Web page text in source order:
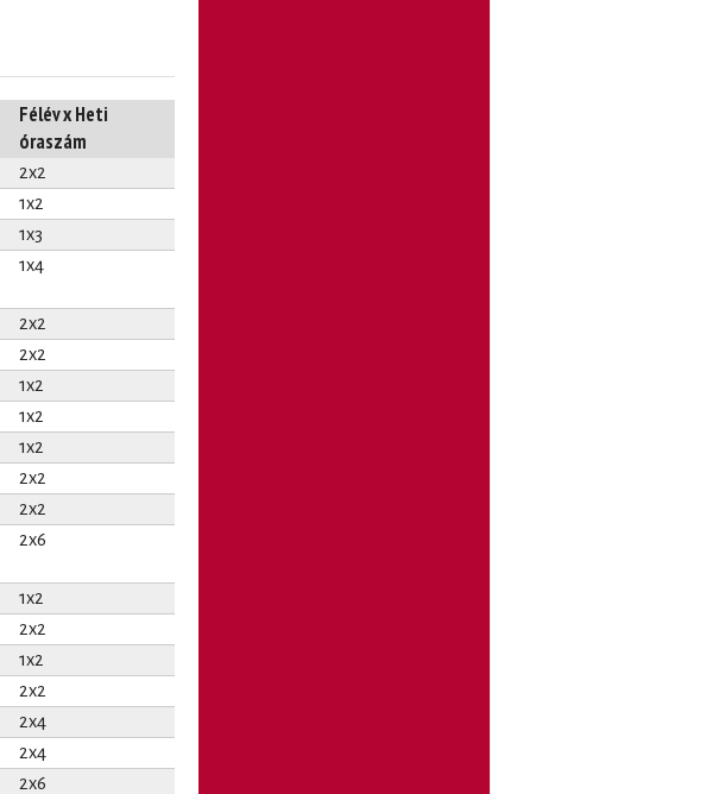
Félév x Heti
óraszám
2x2
1x2
1x3
1x4
2x2
2x2
1x2
1x2
1x2
2x2
2x2
2x6
1x2
2x2
1x2
2x2
2x4
2x4
2x6